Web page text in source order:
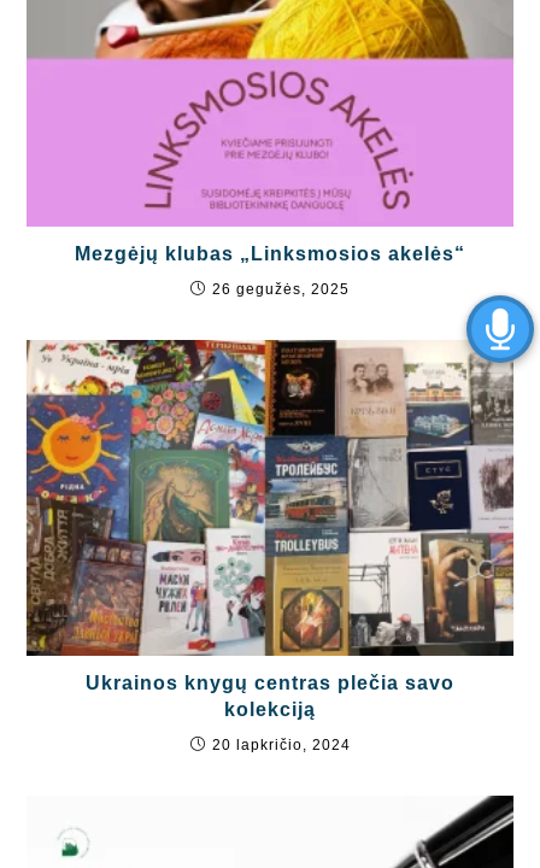
Mezgėjų klubas „Linksmosios akelės“
26 gegužės, 2025
Ukrainos knygų centras plečia savo
kolekciją
20 lapkričio, 2024